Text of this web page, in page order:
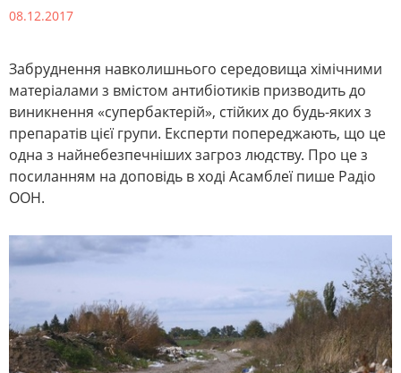
08.12.2017
Забруднення навколишнього середовища хімічними
матеріалами з вмістом антибіотиків призводить до
виникнення «супербактерій», стійких до будь-яких з
препаратів цієї групи. Експерти попереджають, що це
одна з найнебезпечніших загроз людству. Про це з
посиланням на доповідь в ході Асамблеї пише Радіо
ООН.